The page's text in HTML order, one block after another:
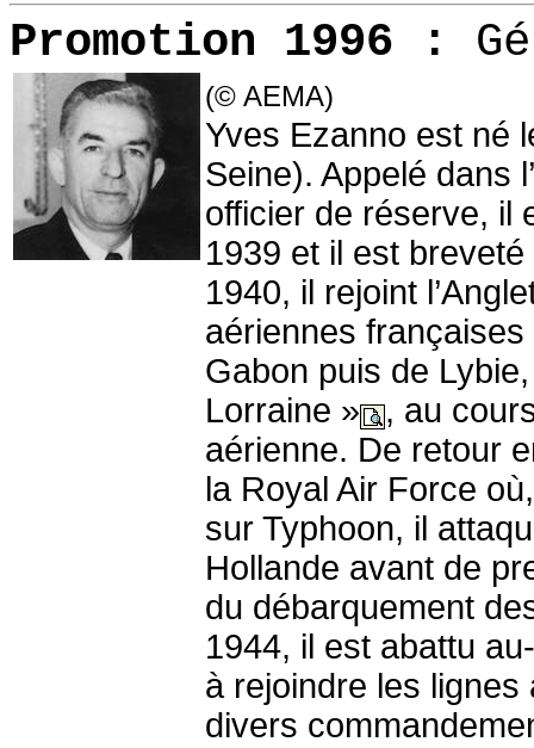
Promotion 1996 :
(© AEMA)
Yves Ezanno est né
Seine). Appelé dans
officier de réserve, il
1939 et il est
1940, il rejoint
aériennes
Gabon puis de
Lorraine »
, au
aérienne. De retour
la Royal Air Force
sur Typhoon, il
Hollande avant de
du débarquement
1944, il est abattu
à rejoindre les lignes
divers